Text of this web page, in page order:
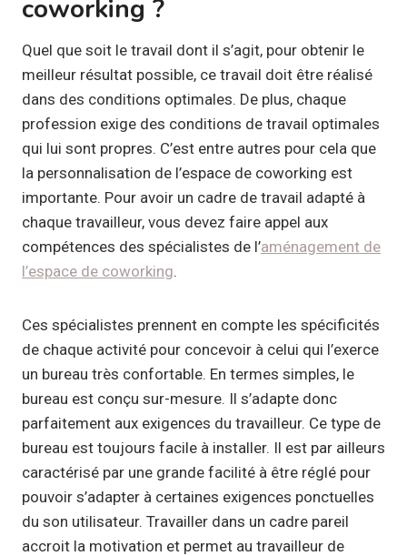
coworking ?
Quel que soit le travail dont il s’agit, pour obtenir le
meilleur résultat possible, ce travail doit être réalisé
dans des conditions optimales. De plus, chaque
profession exige des conditions de travail optimales
qui lui sont propres. C’est entre autres pour cela que
la personnalisation de l’espace de coworking est
importante. Pour avoir un cadre de travail adapté à
chaque travailleur, vous devez faire appel aux
compétences des spécialistes de l’aménagement de
l’espace de coworking.
Ces spécialistes prennent en compte les spécificités
de chaque activité pour concevoir à celui qui l’exerce
un bureau très confortable. En termes simples, le
bureau est conçu sur-mesure. Il s’adapte donc
parfaitement aux exigences du travailleur. Ce type de
bureau est toujours facile à installer. Il est par ailleurs
caractérisé par une grande facilité à être réglé pour
pouvoir s’adapter à certaines exigences ponctuelles
du son utilisateur. Travailler dans un cadre pareil
accroit la motivation et permet au travailleur de